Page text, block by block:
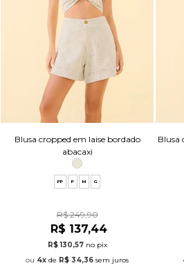
Blusa cropped em laise bordado
abacaxi
PP P M G
R$ 249,90
R$ 137,44
R$ 130,57 no pix
4x de R$ 34,36 sem juros
Blusa